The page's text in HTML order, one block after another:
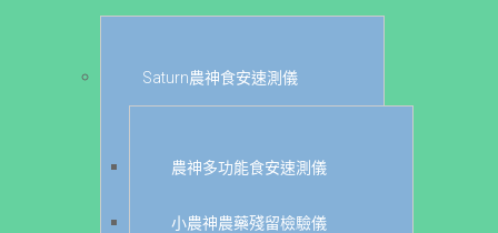
Saturn農神食安速測儀
農神多功能食安速測儀
小農神農藥殘留檢驗儀